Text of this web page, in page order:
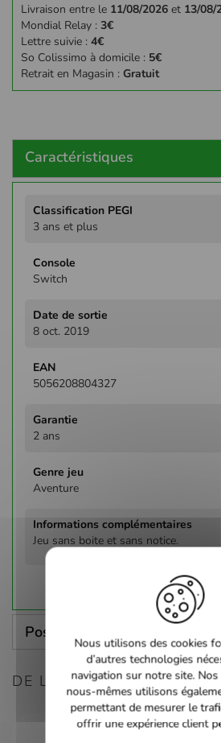
Livraison entre le 11/08/2026 et 13/08/
Mondial Relay : 3€
Lettre suivie : 4€
So Colissimo à domicile : 5€
Retrait en Magasin : Gratuit
Caractéristiques
d'infos
3 ans et plus
Switch
8 oct. 2019
5056208804327
2 ans
Aventure
Jeu sans boite et sans notice.
Poser une question
DE LA MÊME CONSOLE
Nous utilisons des cookies
d’autres technologies
navigation sur notre site.
nous-mêmes utilisons
permettant de mesurer le
offrir une expérience client